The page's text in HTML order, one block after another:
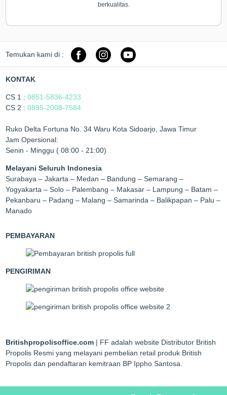
berkualitas.
Temukan kami di :
KONTAK
CS 1 :0851-5836-4233
CS 2 :0895-2008-7584
Ruko Delta Fortuna No. 34 Waru Kota Sidoarjo, Jawa Timur
Jam Opersional:
Senin - Minggu ( 08:00 - 21:00)
Melayani Seluruh Indonesia
Surabaya – Jakarta – Medan – Bandung – Semarang –
Yogyakarta – Solo – Palembang – Makasar – Lampung – Batam –
Pekanbaru – Padang – Malang – Samarinda – Balikpapan – Palu –
Manado
PEMBAYARAN
PENGIRIMAN
Britishpropolisoffice.com | FF adalah website Distributor British
Propolis Resmi yang melayani pembelian retail produk British
Propolis dan pendaftaran kemitraan BP Ippho Santosa.